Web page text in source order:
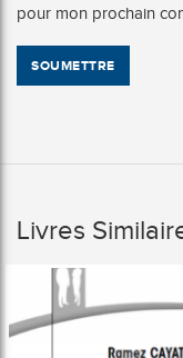
pour mon prochain
Livres